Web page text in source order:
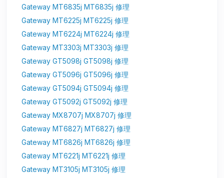
Gateway MT6835j MT6835j 修理
Gateway MT6225j MT6225j 修理
Gateway MT6224j MT6224j 修理
Gateway MT3303j MT3303j 修理
Gateway GT5098j GT5098j 修理
Gateway GT5096j GT5096j 修理
Gateway GT5094j GT5094j 修理
Gateway GT5092j GT5092j 修理
Gateway MX8707j MX8707j 修理
Gateway MT6827j MT6827j 修理
Gateway MT6826j MT6826j 修理
Gateway MT6221j MT6221j 修理
Gateway MT3105j MT3105j 修理